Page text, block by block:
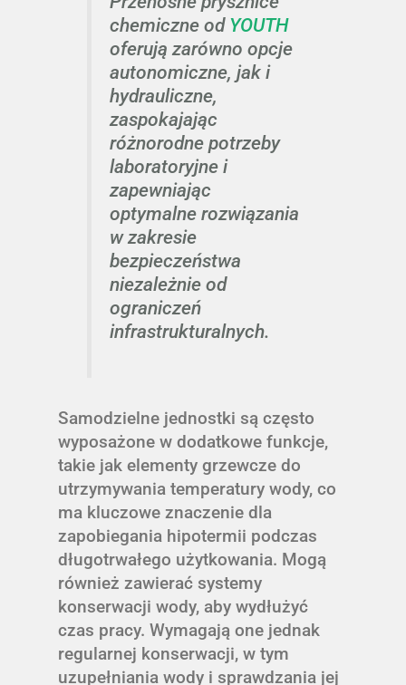
chemiczne od YOUTH
oferują zarówno opcje
autonomiczne, jak i
hydrauliczne,
zaspokajając
różnorodne potrzeby
laboratoryjne i
zapewniając
optymalne rozwiązania
w zakresie
bezpieczeństwa
niezależnie od
ograniczeń
infrastrukturalnych.
Samodzielne jednostki są często
wyposażone w dodatkowe funkcje,
takie jak elementy grzewcze do
utrzymywania temperatury wody, co
ma kluczowe znaczenie dla
zapobiegania hipotermii podczas
długotrwałego użytkowania. Mogą
również zawierać systemy
konserwacji wody, aby wydłużyć
czas pracy. Wymagają one jednak
regularnej konserwacji, w tym
uzupełniania wody i sprawdzania jej